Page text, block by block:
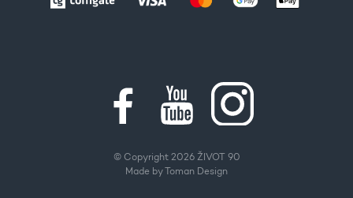
© Copyright 2026 ŽIVOT 90
Made by
Toman Design